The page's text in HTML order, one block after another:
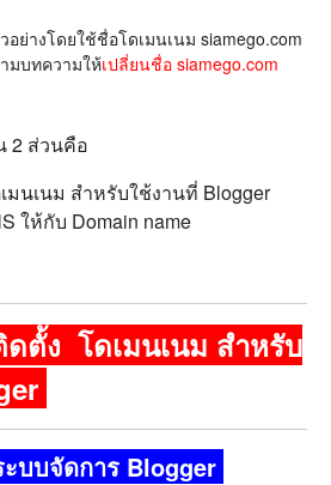
ย่างโดยใช้ชื่อโดเมนเนม siamego.com
มบทความให้เปลี่ยนชื่อ siamego.com
2 ส่วนคือ
มนเนม สำหรับใช้งานที่ Blogger
ให้กับ Domain name
ตั้ง โดเมนเนม สำหรับ
บบจัดการ Blogger